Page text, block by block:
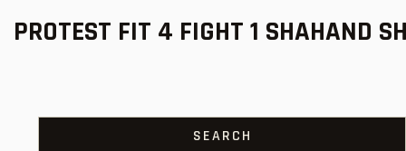
PROTEST FIT 4 FIGHT 1 SHAHAND
SEARCH